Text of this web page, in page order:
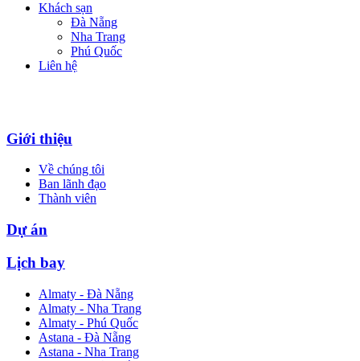
Khách sạn
Đà Nẵng
Nha Trang
Phú Quốc
Liên hệ
Giới thiệu
Về chúng tôi
Ban lãnh đạo
Thành viên
Dự án
Lịch bay
Almaty - Đà Nẵng
Almaty - Nha Trang
Almaty - Phú Quốc
Astana - Đà Nẵng
Astana - Nha Trang